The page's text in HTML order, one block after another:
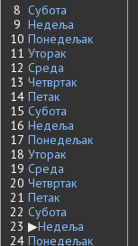
8 Субота
9 Недеља
10 Понедељак
11 Уторак
12 Среда
13 Четвртак
14 Петак
15 Субота
16 Недеља
17 Понедељак
18 Уторак
19 Среда
20 Четвртак
21 Петак
22 Субота
23 ▶Недеља
24 Понедељак